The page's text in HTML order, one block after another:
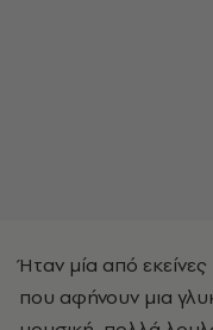
Ήταν μία από εκείνες
που αφήνουν μια